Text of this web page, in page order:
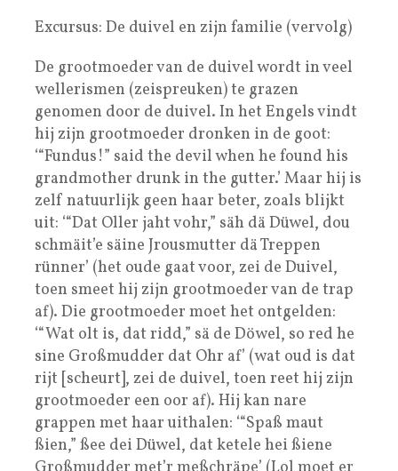
Excursus: De duivel en zijn familie (vervolg)
De grootmoeder van de duivel wordt in veel
wellerismen (zeispreuken) te grazen
genomen door de duivel. In het Engels vindt
hij zijn grootmoeder dronken in de goot:
‘“Fundus!” said the devil when he found his
grandmother drunk in the gutter.’ Maar hij is
zelf natuurlijk geen haar beter, zoals blijkt
uit: ‘“Dat Oller jaht vohr,” säh dä Düwel, dou
schmäit’e säine Jrousmutter dä Treppen
rünner’ (het oude gaat voor, zei de Duivel,
toen smeet hij zijn grootmoeder van de trap
af). Die grootmoeder moet het ontgelden:
‘“Wat olt is, dat ridd,” sä de Döwel, so red he
sine Großmudder dat Ohr af’ (wat oud is dat
rijt [scheurt], zei de duivel, toen reet hij zijn
grootmoeder een oor af). Hij kan nare
grappen met haar uithalen: ‘“Spaß maut
ßien,” ßee dei Düwel, dat ketele hei ßiene